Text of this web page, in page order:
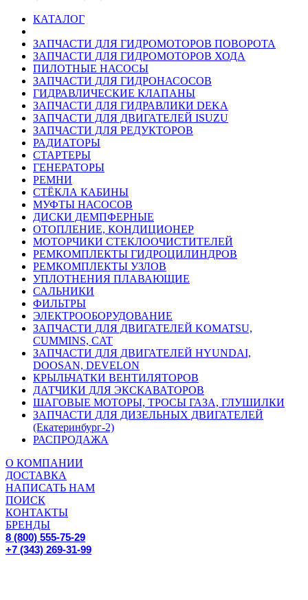
КАТАЛОГ
ЗАПЧАСТИ ДЛЯ ГИДРОМОТОРОВ ПОВОРОТА
ЗАПЧАСТИ ДЛЯ ГИДРОМОТОРОВ ХОДА
ПИЛОТНЫЕ НАСОСЫ
ЗАПЧАСТИ ДЛЯ ГИДРОНАСОСОВ
ГИДРАВЛИЧЕСКИЕ КЛАПАНЫ
ЗАПЧАСТИ ДЛЯ ГИДРАВЛИКИ DEKA
ЗАПЧАСТИ ДЛЯ ДВИГАТЕЛЕЙ ISUZU
ЗАПЧАСТИ ДЛЯ РЕДУКТОРОВ
РАДИАТОРЫ
СТАРТЕРЫ
ГЕНЕРАТОРЫ
РЕМНИ
СТЁКЛА КАБИНЫ
МУФТЫ НАСОСОВ
ДИСКИ ДЕМПФЕРНЫЕ
ОТОПЛЕНИЕ, КОНДИЦИОНЕР
МОТОРЧИКИ СТЕКЛООЧИСТИТЕЛЕЙ
РЕМКОМПЛЕКТЫ ГИДРОЦИЛИНДРОВ
РЕМКОМПЛЕКТЫ УЗЛОВ
УПЛОТНЕНИЯ ПЛАВАЮЩИЕ
САЛЬНИКИ
ФИЛЬТРЫ
ЭЛЕКТРООБОРУДОВАНИЕ
ЗАПЧАСТИ ДЛЯ ДВИГАТЕЛЕЙ KOMATSU,
CUMMINS, CAT
ЗАПЧАСТИ ДЛЯ ДВИГАТЕЛЕЙ HYUNDAI,
DOOSAN, DEVELON
КРЫЛЬЧАТКИ ВЕНТИЛЯТОРОВ
ДАТЧИКИ ДЛЯ ЭКСКАВАТОРОВ
ШАГОВЫЕ МОТОРЫ, ТРОСЫ ГАЗА, ГЛУШИЛКИ
ЗАПЧАСТИ ДЛЯ ДИЗЕЛЬНЫХ ДВИГАТЕЛЕЙ
(Екатеринбург-2)
РАСПРОДАЖА
О КОМПАНИИ
ДОСТАВКА
НАПИСАТЬ НАМ
ПОИСК
КОНТАКТЫ
БРЕНДЫ
8 (800) 555-75-29
+7 (343) 269-31-99